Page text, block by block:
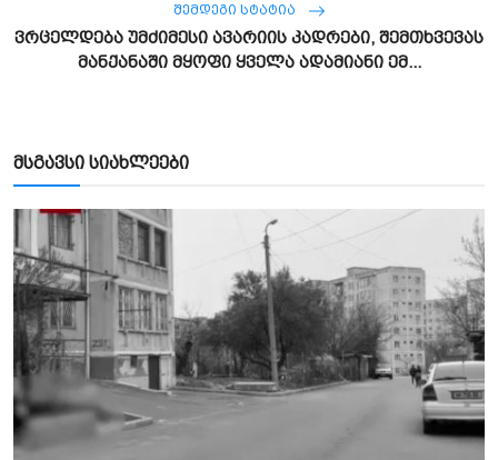
ᲨᲔᲛᲓᲔᲒᲘ ᲡᲢᲐᲢᲘᲐ
ვრცელდება უმძიმესი ავარიის კადრები, შემთხვევას
მანქანაში მყოფი ყველა ადამიანი ემ...
მსგავსი სიახლეები